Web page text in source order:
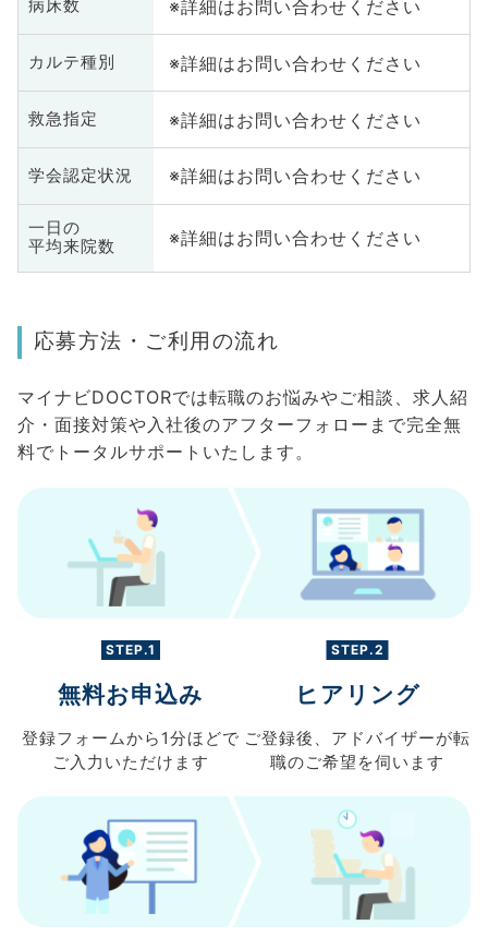
病床数 ※詳細はお問い合わせください
カルテ種別 ※詳細はお問い合わせください
救急指定 ※詳細はお問い合わせください
学会認定状況 ※詳細はお問い合わせください
一日の
平均来院数
※詳細はお問い合わせください
応募方法・ご利用の流れ
マイナビDOCTORでは転職のお悩みやご相談、求人紹
介・面接対策や入社後のアフターフォローまで完全無
料でトータルサポートいたします。
STEP.1
無料お申込み
登録フォームから 1分ほどで
ご入力 いただけます
STEP.2
ヒアリング
ご登録後、 アドバイザーが転
職のご希望を伺います